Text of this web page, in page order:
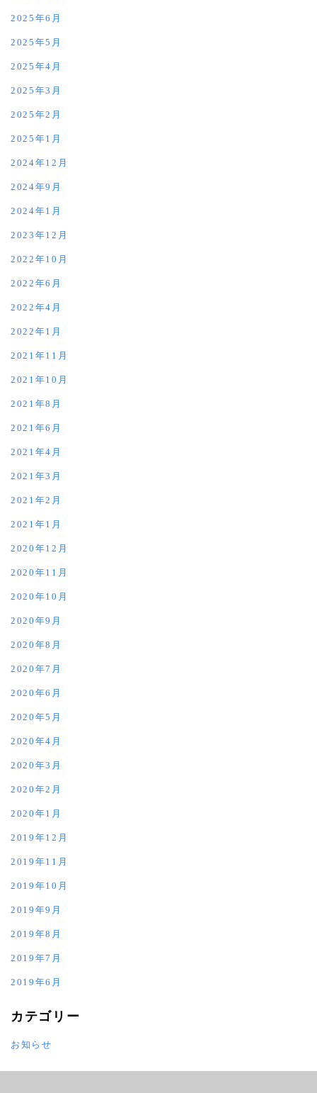
2025年6月
2025年5月
2025年4月
2025年3月
2025年2月
2025年1月
2024年12月
2024年9月
2024年1月
2023年12月
2022年10月
2022年6月
2022年4月
2022年1月
2021年11月
2021年10月
2021年8月
2021年6月
2021年4月
2021年3月
2021年2月
2021年1月
2020年12月
2020年11月
2020年10月
2020年9月
2020年8月
2020年7月
2020年6月
2020年5月
2020年4月
2020年3月
2020年2月
2020年1月
2019年12月
2019年11月
2019年10月
2019年9月
2019年8月
2019年7月
2019年6月
カテゴリー
お知らせ